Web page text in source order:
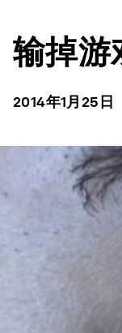
输掉游
2014年1月25日